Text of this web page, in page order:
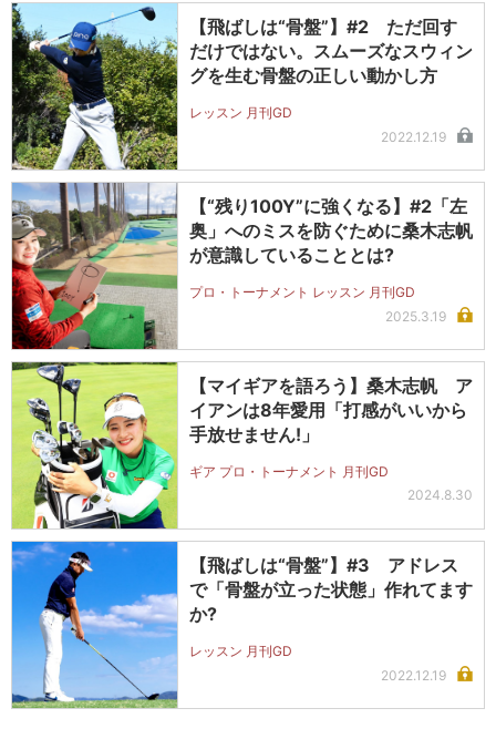
【飛ばしは“骨盤”】#2 ただ回す
だけではない。スムーズなスウィン
グを生む骨盤の正しい動かし方
レッスン 月刊GD
2022.12.19
【“残り100Y”に強くなる】#2「左
奥」へのミスを防ぐために桑木志帆
が意識していることとは?
プロ・トーナメント レッスン 月刊GD
2025.3.19
【マイギアを語ろう】桑木志帆 ア
イアンは8年愛用「打感がいいから
手放せません!」
ギア プロ・トーナメント 月刊GD
2024.8.30
【飛ばしは“骨盤”】#3 アドレス
で「骨盤が立った状態」作れてます
か?
レッスン 月刊GD
2022.12.19